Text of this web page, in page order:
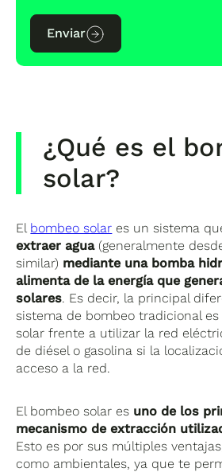
Enviar
¿Qué es el
solar?
El bombeo solar es un sistema
extraer agua(generalmente
similar) mediante una bomba
alimenta de la energía que
solares. Es decir, la principal
sistema de bombeo tradicional es
solar frente a utilizar la red
de diésel o gasolina si la
acceso a la red.
El bombeo solar es uno de los
mecanismo de extracción
Esto es por sus múltiples
como ambientales, ya que te